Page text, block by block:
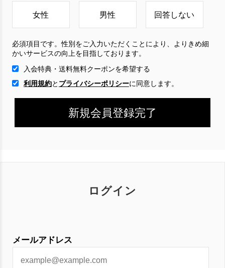
ログイン
メールアドレス
女性 男性 回答しない
必須項目です。性別をご入力いただくことにより、よりきめ細
かいサービスの向上を目指しております。
入会特典・送料無料クーポンを希望する
利用規約と プライバシーポリシーに 同意します。